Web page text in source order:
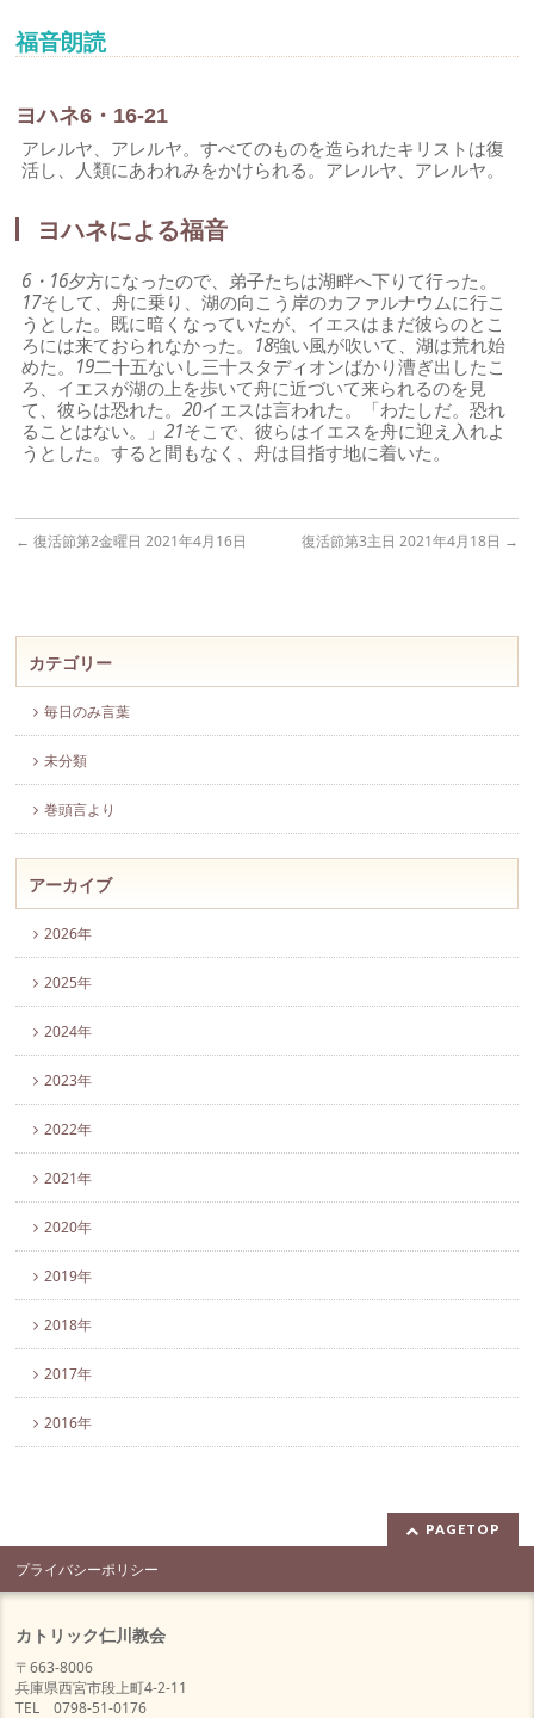
福音朗読
ヨハネ6・16-21
アレルヤ、アレルヤ。すべてのものを造られたキリストは復
活し、人類にあわれみをかけられる。アレルヤ、アレルヤ。
ヨハネによる福音
6・16夕方になったので、弟子たちは湖畔へ下りて行った。
17そして、舟に乗り、湖の向こう岸のカファルナウムに行こ
うとした。既に暗くなっていたが、イエスはまだ彼らのとこ
ろには来ておられなかった。 18強い風が吹いて、湖は荒れ始
めた。 19二十五ないし三十スタディオンばかり漕ぎ出したこ
ろ、イエスが湖の上を歩いて舟に近づいて来られるのを見
て、彼らは恐れた。20イエスは言われた。「わたしだ。恐れ
ることはない。」21そこで、彼らはイエスを舟に迎え入れよ
うとした。すると間もなく、舟は目指す地に着いた。
← 復活節第2金曜日 2021年4月16日 復活節第3主日 2021年4月18日 →
カテゴリー
毎日のみ言葉
未分類
巻頭言より
アーカイブ
2026年
2025年
2024年
2023年
2022年
2021年
2020年
2019年
2018年
2017年
2016年
PAGETOP
プライバシーポリシー
カトリック仁川教会
〒663-8006
兵庫県西宮市段上町4-2-11
TEL 0798-51-0176